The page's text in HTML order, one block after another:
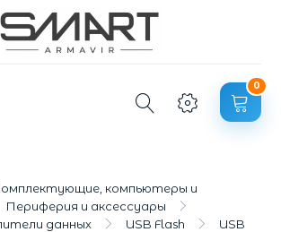
0
компьютеры и
Периферия и аксессуары
данных
USB Flash
USB